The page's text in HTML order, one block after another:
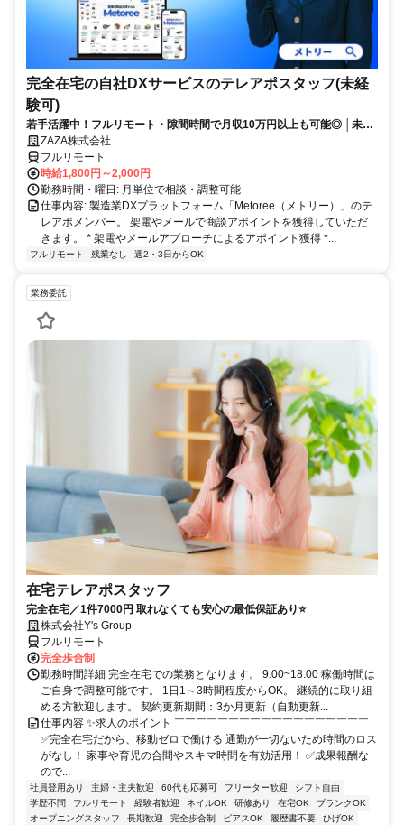
完全在宅の自社DXサービスのテレアポスタッフ(未経
験可)
若手活躍中！フルリモート・隙間時間で月収10万円以上も可能◎ │未経
験からインサイドセールスに挑戦
ZAZA株式会社
フルリモート
時給1,800円～2,000円
勤務時間・曜日: 月単位で相談・調整可能
仕事内容: 製造業DXプラットフォーム「Metoree（メトリー）」のテ
レアポメンバー。 架電やメールで商談アポイントを獲得していただ
きます。 * 架電やメールアプローチによるアポイント獲得 *...
フルリモート 残業なし 週2・3日からOK
業務委託
在宅テレアポスタッフ
完全在宅／1件7000円 取れなくても安心の最低保証あり⭐
株式会社Y's Group
フルリモート
完全歩合制
勤務時間詳細 完全在宅での業務となります。 9:00~18:00 稼働時間は
ご自身で調整可能です。 1日1～3時間程度からOK。 継続的に取り組
める方歓迎します。 契約更新期間：3か月更新（自動更新...
仕事内容 ✨求人のポイント ￣￣￣￣￣￣￣￣￣￣￣￣￣￣￣￣￣￣
✅完全在宅だから、移動ゼロで働ける 通勤が一切ないため時間のロス
がなし！ 家事や育児の合間やスキマ時間を有効活用！ ✅成果報酬な
ので...
社員登用あり 主婦・主夫歓迎 60代も応募可 フリーター歓迎
シフト自由
学歴不問
フルリモート 経験者歓迎 ネイルOK 研修あり 在宅OK
ブランクOK
オープニングスタッフ
長期歓迎 完全歩合制 ピアスOK 履歴書不要 ひげOK